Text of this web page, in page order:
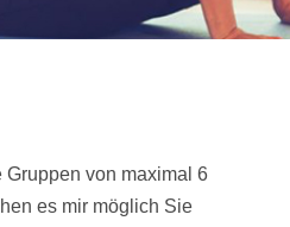
Gruppen von maximal 6
es mir möglich Sie